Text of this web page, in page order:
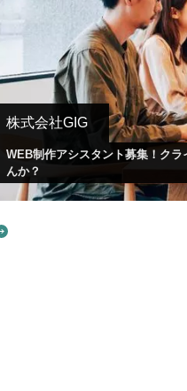
株式会社GIG
WEB制作アシスタント募集！ク
んか？